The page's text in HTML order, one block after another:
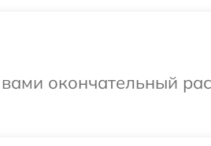
окончательный